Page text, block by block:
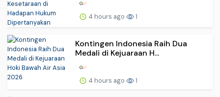
4 hours ago 1
Kontingen Indonesia Raih Dua
Medali di Kejuaraan H...
4 hours ago 1